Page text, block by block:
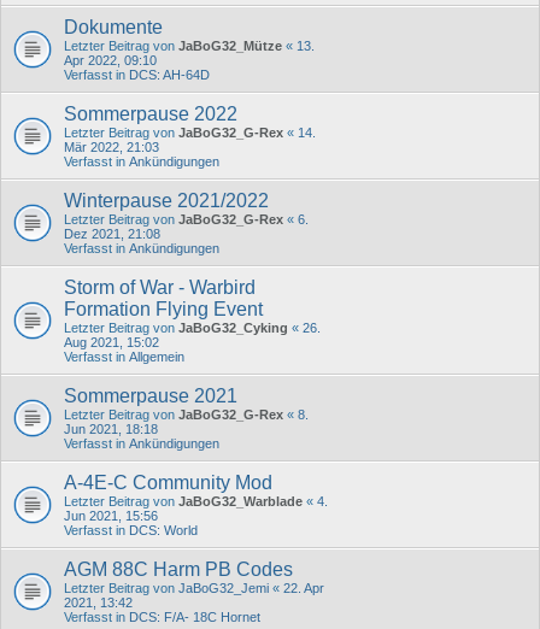
Dokumente
Letzter Beitrag von JaBoG32_Mütze « 13.
Apr 2022, 09:10
Verfasst in DCS: AH-64D
Sommerpause 2022
Letzter Beitrag von JaBoG32_G-Rex « 14.
Mär 2022, 21:03
Verfasst in Ankündigungen
Winterpause 2021/2022
Letzter Beitrag von JaBoG32_G-Rex « 6.
Dez 2021, 21:08
Verfasst in Ankündigungen
Storm of War - Warbird
Formation Flying Event
Letzter Beitrag von JaBoG32_Cyking « 26.
Aug 2021, 15:02
Verfasst in Allgemein
Sommerpause 2021
Letzter Beitrag von JaBoG32_G-Rex « 8.
Jun 2021, 18:18
Verfasst in Ankündigungen
A-4E-C Community Mod
Letzter Beitrag von JaBoG32_Warblade « 4.
Jun 2021, 15:56
Verfasst in DCS: World
AGM 88C Harm PB Codes
Letzter Beitrag von JaBoG32_Jemi « 22. Apr
2021, 13:42
Verfasst in DCS: F/A- 18C Hornet